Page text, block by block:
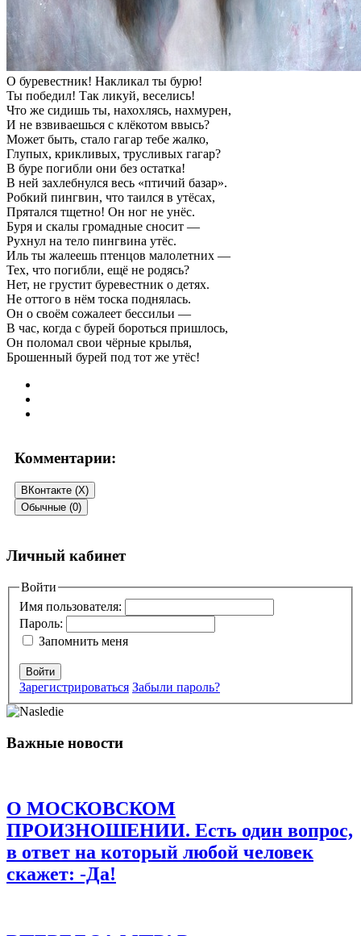
О буревестник! Накликал ты бурю!
Ты победил! Так ликуй, веселись!
Что же сидишь ты, нахохлясь, нахмурен,
И не взвиваешься с клёкотом ввысь?
Может быть, стало гагар тебе жалко,
Глупых, крикливых, трусливых гагар?
В буре погибли они без остатка!
В ней захлебнулся весь «птичий базар».
Робкий пингвин, что таился в утёсах,
Прятался тщетно! Он ног не унёс.
Буря и скалы громадные сносит —
Рухнул на тело пингвина утёс.
Иль ты жалеешь птенцов малолетних —
Тех, что погибли, ещё не родясь?
Нет, не грустит буревестник о детях.
Не оттого в нём тоска поднялась.
Он о своём сожалеет бессильи —
В час, когда с бурей бороться пришлось,
Он поломал свои чёрные крылья,
Брошенный бурей под тот же утёс!
Комментарии:
ВКонтакте (X)
Обычные (0)
Добавить комментарий
Ваш адрес email не будет опубликован. Обязательные поля
помечены*
Комментарий*
Сайт
Сохранить моё имя, email и адрес сайта в этом браузере для
последующих моих комментариев.
Личный кабинет
Войти
Имя пользователя:
Пароль:
Запомнить меня
Войти
Зарегистрироваться Забыли пароль?
Важные новости
О МОСКОВСКОМ
ПРОИЗНОШЕНИИ. Есть один вопрос,
в ответ на который любой человек
скажет: -Да!